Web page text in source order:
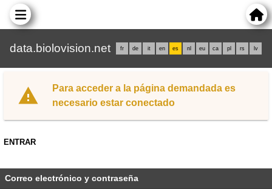
data.biolovision.net fr de it en es nl eu ca pl rs lv
Para acceder a la página demandada es
necesario estar conectado
ENTRAR
Correo electrónico y contraseña